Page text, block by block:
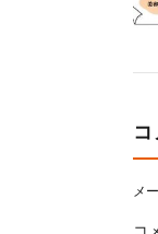
メ